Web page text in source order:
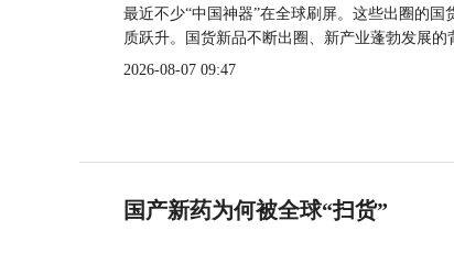
最近不少“中国神器”在全球刷屏。这些出圈的
质跃升。国货新品不断出圈、新产业蓬勃发展的
2026-08-07 09:47
国产新药为何被全球“扫货”